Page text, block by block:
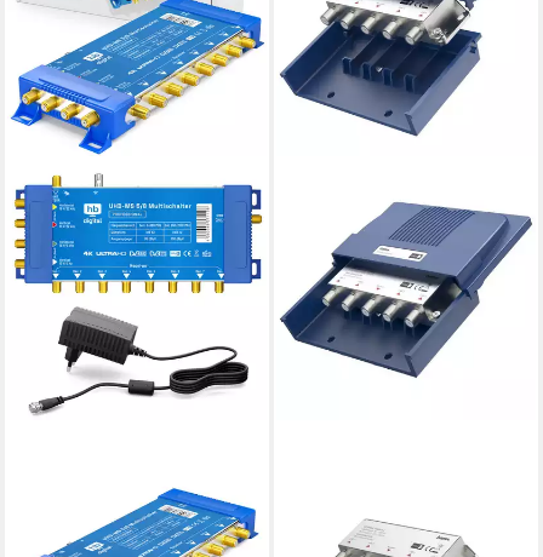
Multischalter UHD-MS 5/8 bis
zu 8 Teilnehmer, Der
Satellitenempfang. Camping